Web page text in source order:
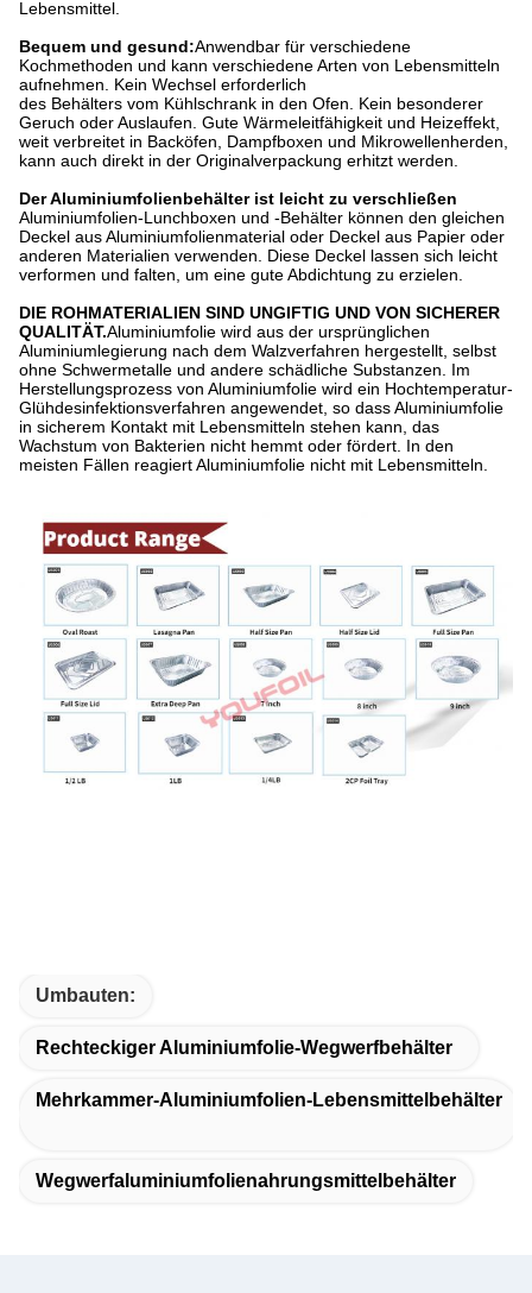
Lebensmittel.
Bequem und gesund:Anwendbar für verschiedene
Kochmethoden und kann verschiedene Arten von Lebensmitteln
aufnehmen. Kein Wechsel erforderlich
des Behälters vom Kühlschrank in den Ofen. Kein besonderer
Geruch oder Auslaufen. Gute Wärmeleitfähigkeit und Heizeffekt,
weit verbreitet in Backöfen, Dampfboxen und Mikrowellenherden,
kann auch direkt in der Originalverpackung erhitzt werden.
Der Aluminiumfolienbehälter ist leicht zu verschließen
Aluminiumfolien-Lunchboxen und -Behälter können den gleichen
Deckel aus Aluminiumfolienmaterial oder Deckel aus Papier oder
anderen Materialien verwenden. Diese Deckel lassen sich leicht
verformen und falten, um eine gute Abdichtung zu erzielen.
DIE ROHMATERIALIEN SIND UNGIFTIG UND VON SICHERER
QUALITÄT.Aluminiumfolie wird aus der ursprünglichen
Aluminiumlegierung nach dem Walzverfahren hergestellt, selbst
ohne Schwermetalle und andere schädliche Substanzen. Im
Herstellungsprozess von Aluminiumfolie wird ein Hochtemperatur-
Glühdesinfektionsverfahren angewendet, so dass Aluminiumfolie
in sicherem Kontakt mit Lebensmitteln stehen kann, das
Wachstum von Bakterien nicht hemmt oder fördert. In den
meisten Fällen reagiert Aluminiumfolie nicht mit Lebensmitteln.
Umbauten:
Rechteckiger Aluminiumfolie-Wegwerfbehälter
Mehrkammer-Aluminiumfolien-Lebensmittelbehälter
Wegwerfaluminiumfolienahrungsmittelbehälter